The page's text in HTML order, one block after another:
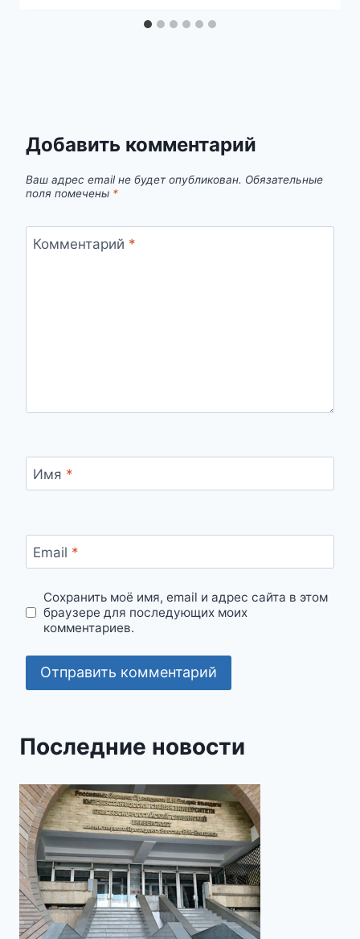
Добавить комментарий
Ваш адрес email не будет опубликован. Обязательные
поля помечены *
Комментарий *
Имя *
Email *
Сохранить моё имя, email и адрес сайта в этом
браузере для последующих моих
комментариев.
Последние новости